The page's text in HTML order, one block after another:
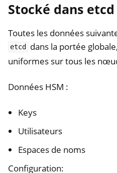
Stocké dans
Toutes les données
etcd
dans la portée
uniformes sur tous les
Données HSM :
Keys
Utilisateurs
Espaces de noms
Configuration: